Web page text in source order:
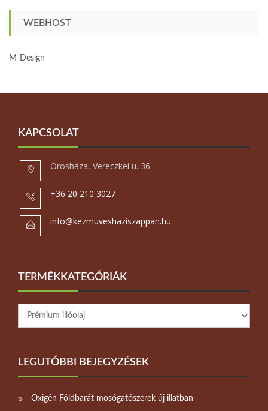
WEBHOST
M-Design
KAPCSOLAT
Orosháza, Vereczkei u. 36.
+36 20 210 3027
info@kezmuveshaziszappan.hu
TERMÉKKATEGÓRIÁK
LEGUTÓBBI BEJEGYZÉSEK
Oxigén Földbarát mosógatószerek új illatban